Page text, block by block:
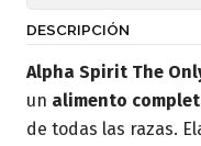
DESCRIPCIÓN
Alpha Spirit The
un alimento
de todas las razas.